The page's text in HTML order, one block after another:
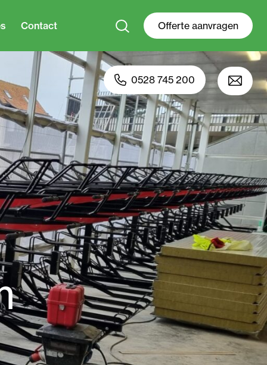
Contact Offerte aanvragen
0528 745 200